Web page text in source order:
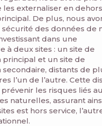
les externaliser en
De plus, nous
des données de
dans une
à deux sites : un site de
et un site de
distants de
l’un de l’autre. Cette
les risques liés
naturelles, assurant
est hors service,